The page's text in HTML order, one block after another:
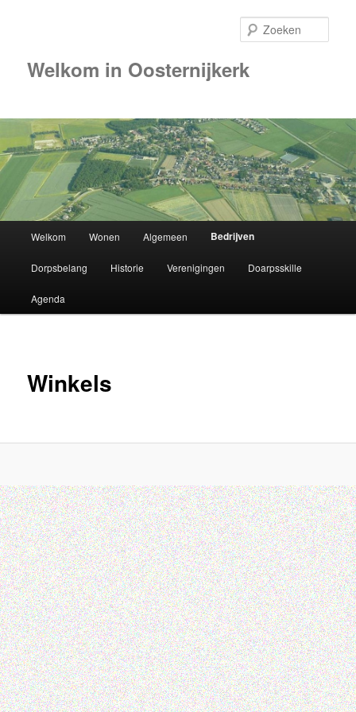
Welkom in Oosternijkerk
Spring
naar
de
inhoud
Welkom Wonen Algemeen Bedrijven
Dorpsbelang Historie Verenigingen Doarpsskille
Agenda
Winkels